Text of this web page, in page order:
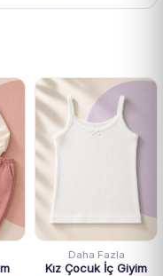
Daha Fazla
Kız Çocuk İç Giyim